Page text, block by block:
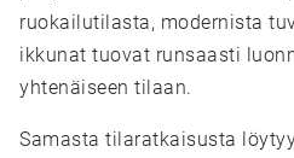
ruokailutilasta, modernista
ikkunat tuovat runsaasti
yhtenäiseen tilaan.
Samasta tilaratkaisusta